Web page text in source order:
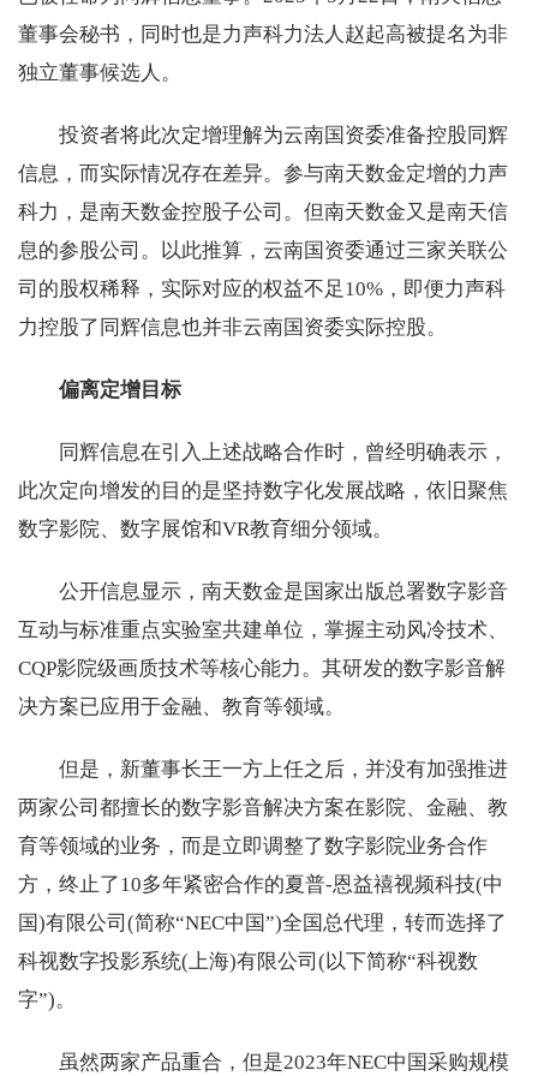
董事会秘书，同时也是力声科力法人赵起高被提名为非
独立董事候选人。
投资者将此次定增理解为云南国资委准备控股同辉
信息，而实际情况存在差异。参与南天数金定增的力声
科力，是南天数金控股子公司。但南天数金又是南天信
息的参股公司。以此推算，云南国资委通过三家关联公
司的股权稀释，实际对应的权益不足10%，即便力声科
力控股了同辉信息也并非云南国资委实际控股。
偏离定增目标
同辉信息在引入上述战略合作时，曾经明确表示，
此次定向增发的目的是坚持数字化发展战略，依旧聚焦
数字影院、数字展馆和VR教育细分领域。
公开信息显示，南天数金是国家出版总署数字影音
互动与标准重点实验室共建单位，掌握主动风冷技术、
CQP影院级画质技术等核心能力。其研发的数字影音解
决方案已应用于金融、教育等领域。
但是，新董事长王一方上任之后，并没有加强推进
两家公司都擅长的数字影音解决方案在影院、金融、教
育等领域的业务，而是立即调整了数字影院业务合作
方，终止了10多年紧密合作的夏普-恩益禧视频科技(中
国)有限公司(简称“NEC中国”)全国总代理，转而选择了
科视数字投影系统(上海)有限公司(以下简称“科视数
字”)。
虽然两家产品重合，但是2023年NEC中国采购规模